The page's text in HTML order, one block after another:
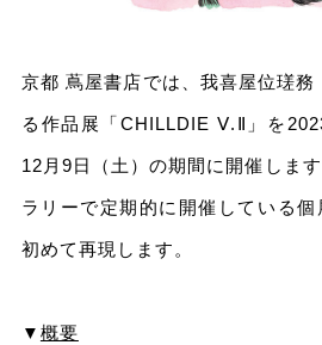
京都 蔦屋書店では、我喜屋位瑳務
る作品展「CHILLDIE Ⅴ.Ⅱ」を
12⽉9⽇（⼟）の期間に開催しま
ラリーで定期的に開催している
初めて再現します。
▼ 概要